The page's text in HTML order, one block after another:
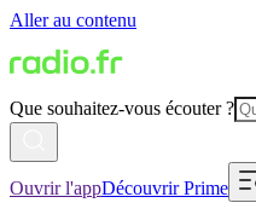
Aller au contenu
Que souhaitez-vous écouter ?
Ouvrir l'appDécouvrir Prime